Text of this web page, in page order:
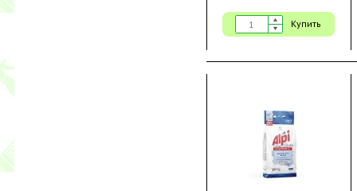
Купить